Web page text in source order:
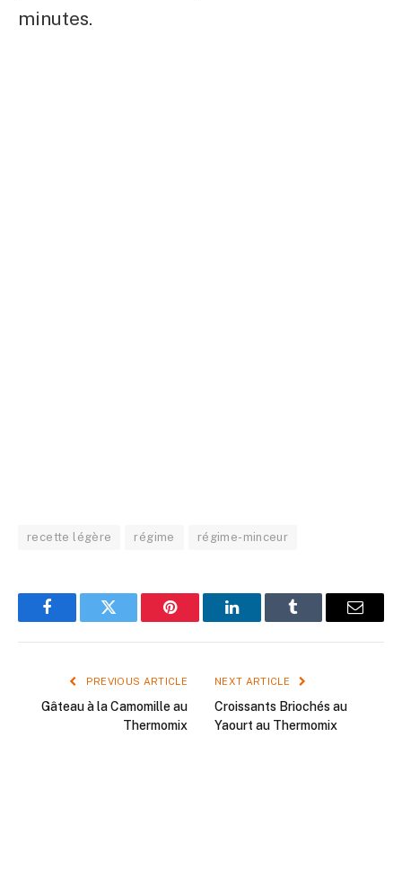
minutes.
recette légère régime régime-minceur
FacebookTwitter Pinterest LinkedInTumblr Email
PREVIOUS ARTICLE
Gâteau à la Camomille au
Thermomix
NEXT ARTICLE
Croissants Briochés au
Yaourt au Thermomix